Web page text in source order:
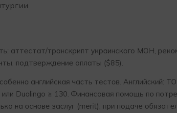
аттестат/транскрипт украинского МОН,
подтверждение оплаты ($85).
английская часть тестов. Английский:
Duolingo ≥ 130. Финансовая помощь по
на основе заслуг (merit); при подаче